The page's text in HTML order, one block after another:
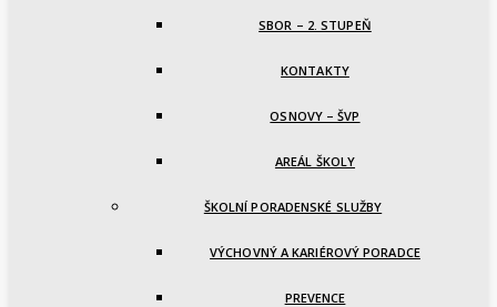
SBOR – 2. STUPEŇ
KONTAKTY
OSNOVY – ŠVP
AREÁL ŠKOLY
ŠKOLNÍ PORADENSKÉ SLUŽBY
VÝCHOVNÝ A KARIÉROVÝ PORADCE
PREVENCE